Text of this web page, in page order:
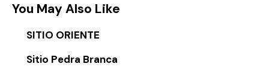
You May Also Like
SITIO ORIENTE
Sitio Pedra Branca